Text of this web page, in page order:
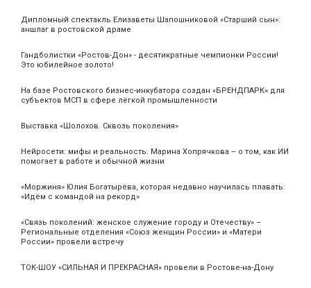
Дипломный спектакль Елизаветы Шапошниковой «Старший сын»:
аншлаг в ростовской драме
Гандболистки «Ростов-Дон» - десятикратные чемпионки России!
Это юбилейное золото!
На базе Ростовского бизнес-инкубатора создан «БРЕНДПАРК» для
субъектов МСП в сфере лёгкой промышленности
Выставка «Шолохов. Сквозь поколения»
Нейросети: мифы и реальность. Марина Хопрячкова – о том, как ИИ
помогает в работе и обычной жизни
«Моржиня» Юлия Богатырёва, которая недавно научилась плавать:
«Идём с командой на рекорд»
«Связь поколений: женское служение городу и Отечеству» –
Региональные отделения «Союз женщин России» и «Матери
России» провели встречу
ТОК-ШОУ «СИЛЬНАЯ И ПРЕКРАСНАЯ» провели в Ростове-на-Дону